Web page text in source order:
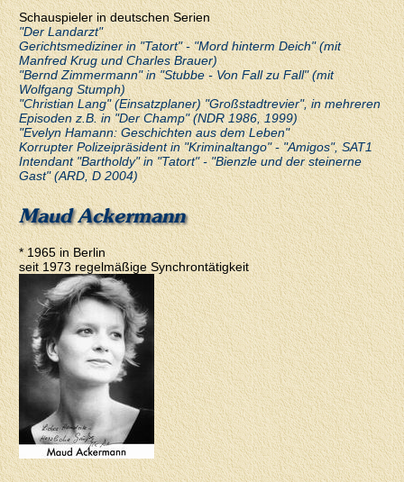
Schauspieler in deutschen Serien
"Der Landarzt"
Gerichtsmediziner in "Tatort" - "Mord hinterm Deich" (mit
Manfred Krug und Charles Brauer)
"Bernd Zimmermann" in "Stubbe - Von Fall zu Fall" (mit
Wolfgang Stumph)
"Christian Lang" (Einsatzplaner) "Großstadtrevier", in mehreren
Episoden z.B. in "Der Champ" (NDR 1986, 1999)
"Evelyn Hamann: Geschichten aus dem Leben"
Korrupter Polizeipräsident in "Kriminaltango" - "Amigos", SAT1
Intendant "Bartholdy" in "Tatort" - "Bienzle und der steinerne
Gast" (ARD, D 2004)
Maud Ackermann
* 1965 in Berlin
seit 1973 regelmäßige Synchrontätigkeit